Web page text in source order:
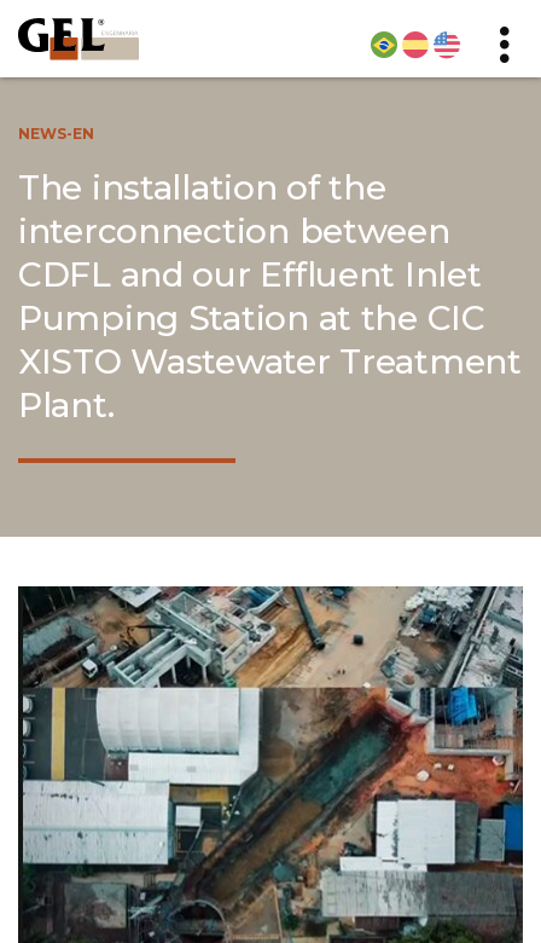
NEWS-EN
The installation of the
interconnection between
CDFL and our Effluent Inlet
Pumping Station at the CIC
XISTO Wastewater Treatment
Plant.